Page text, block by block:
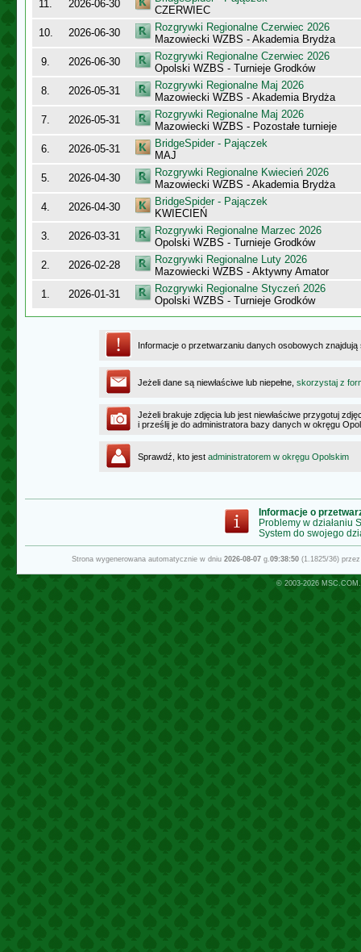
11.
2026-06-30
CZERWIEC
10.
2026-06-30
Rozgrywki Regionalne Czerwiec 2026
Mazowiecki WZBS - Akademia Brydża
9.
2026-06-30
Rozgrywki Regionalne Czerwiec 2026
Opolski WZBS - Turnieje Grodków
8.
2026-05-31
Rozgrywki Regionalne Maj 2026
Mazowiecki WZBS - Akademia Brydża
7.
2026-05-31
Rozgrywki Regionalne Maj 2026
Mazowiecki WZBS - Pozostałe turnieje
6.
2026-05-31
BridgeSpider - Pajączek
MAJ
5.
2026-04-30
Rozgrywki Regionalne Kwiecień 2026
Mazowiecki WZBS - Akademia Brydża
4.
2026-04-30
BridgeSpider - Pajączek
KWIECIEŃ
3.
2026-03-31
Rozgrywki Regionalne Marzec 2026
Opolski WZBS - Turnieje Grodków
2.
2026-02-28
Rozgrywki Regionalne Luty 2026
Mazowiecki WZBS - Aktywny Amator
1.
2026-01-31
Rozgrywki Regionalne Styczeń 2026
Opolski WZBS - Turnieje Grodków
Informacje o przetwarzaniu danych osobowych
Jeżeli dane są niewłaściwe lub niepełne, skorzystaj z
Jeżeli brakuje zdjęcia lub jest niewłaściwe przygotuj
i prześlij je do administratora bazy danych w okręgu
Sprawdź, kto jest administratorem w okręgu Opolskim
Informacje o
Problemy w działaniu
System do swojego
Strona wygenerowana automatycznie w dniu 2026-08-07g.09:38:50(1.1825/36)
© 2003-2026